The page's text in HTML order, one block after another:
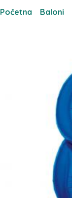
Početna Baloni